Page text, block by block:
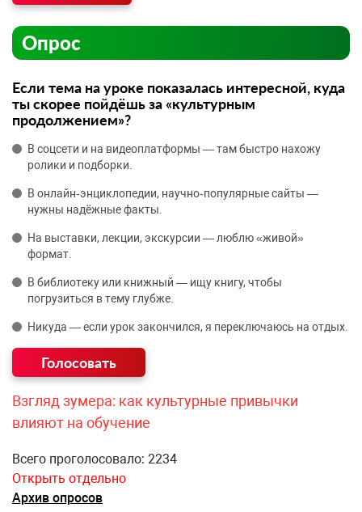
Опрос
Если тема на уроке показалась интересной, куда
ты скорее пойдёшь за «культурным
продолжением»?
В соцсети и на видеоплатформы — там быстро нахожу
ролики и подборки.
В онлайн‑энциклопедии, научно‑популярные сайты —
нужны надёжные факты.
На выставки, лекции, экскурсии — люблю «живой»
формат.
В библиотеку или книжный — ищу книгу, чтобы
погрузиться в тему глубже.
Никуда — если урок закончился, я переключаюсь на отдых.
Взгляд зумера: как культурные привычки
влияют на обучение
Всего проголосовало: 2234
Открыть отдельно
Архив опросов